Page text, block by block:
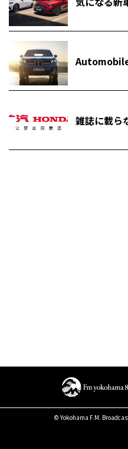
雑誌に載ら
© Yokohama F.M.